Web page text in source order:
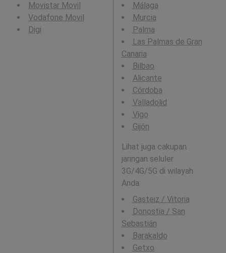
Movistar Movil
Vodafone Movil
Digi
Málaga
Murcia
Palma
Las Palmas de Gran
Canaria
Bilbao
Alicante
Córdoba
Valladolid
Vigo
Gijón
Lihat juga cakupan
jaringan seluler
3G/4G/5G di wilayah
Anda:
Gasteiz / Vitoria
Donostia / San
Sebastián
Barakaldo
Getxo